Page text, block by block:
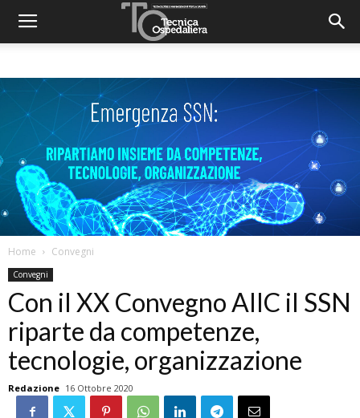
Home Convegni
Convegni
Con il XX Convegno AIIC il SSN
riparte da competenze,
tecnologie, organizzazione
Redazione 16 Ottobre 2020